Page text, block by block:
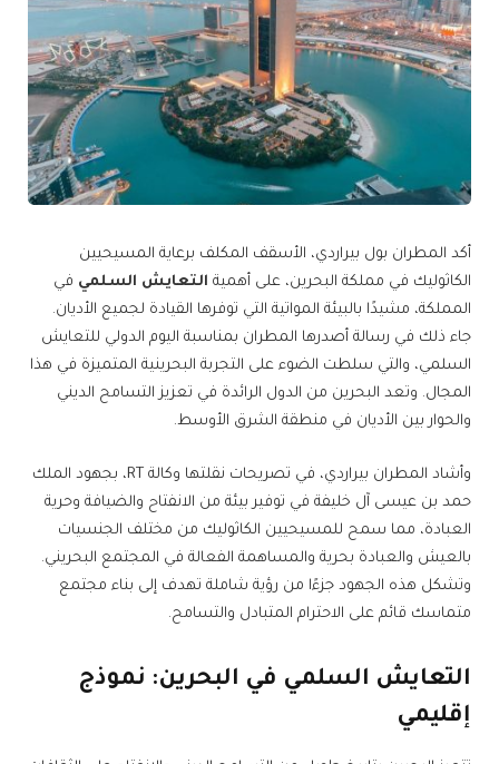
أكد المطران بول بيراردي، الأسقف المكلف برعاية المسيحيين
الكاثوليك في مملكة البحرين، على أهمية التعايش السلمي في
المملكة، مشيدًا بالبيئة المواتية التي توفرها القيادة لجميع الأديان.
جاء ذلك في رسالة أصدرها المطران بمناسبة اليوم الدولي للتعايش
السلمي، والتي سلطت الضوء على التجربة البحرينية المتميزة في هذا
المجال. وتعد البحرين من الدول الرائدة في تعزيز التسامح الديني
والحوار بين الأديان في منطقة الشرق الأوسط.
وأشاد المطران بيراردي، في تصريحات نقلتها وكالة RT، بجهود الملك
حمد بن عيسى آل خليفة في توفير بيئة من الانفتاح والضيافة وحرية
العبادة، مما سمح للمسيحيين الكاثوليك من مختلف الجنسيات
بالعيش والعبادة بحرية والمساهمة الفعالة في المجتمع البحريني.
وتشكل هذه الجهود جزءًا من رؤية شاملة تهدف إلى بناء مجتمع
متماسك قائم على الاحترام المتبادل والتسامح.
التعايش السلمي في البحرين: نموذج
إقليمي